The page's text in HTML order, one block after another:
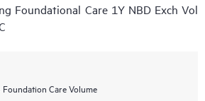
Foundational Care 1Y NBD Exch Vol
Foundation Care Volume